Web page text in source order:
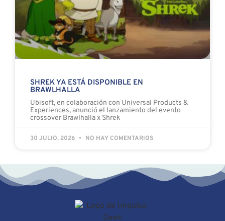
SHREK YA ESTÁ DISPONIBLE EN
BRAWLHALLA
Ubisoft, en colaboración con Universal Products &
Experiences, anunció el lanzamiento del evento
crossover Brawlhalla x Shrek
30 JULIO, 2026 NO HAY COMENTARIOS